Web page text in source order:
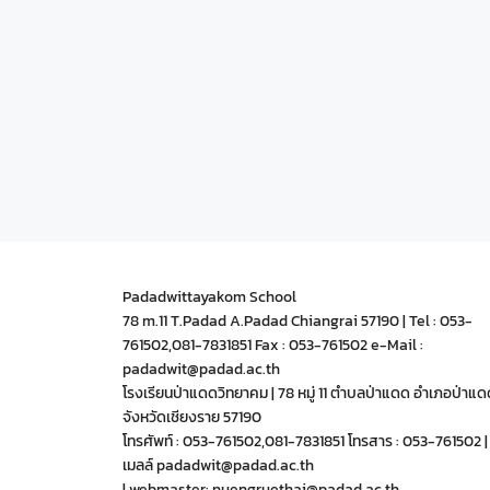
Padadwittayakom School
78 m.11 T.Padad A.Padad Chiangrai 57190 | Tel : 053-
761502,081-7831851 Fax : 053-761502 e-Mail :
padadwit@padad.ac.th
โรงเรียนป่าแดดวิทยาคม | 78 หมู่ 11 ตำบลป่าแดด อำเภอป่าแ
จังหวัดเชียงราย 57190
โทรศัพท์ : 053-761502,081-7831851 โทรสาร : 053-761502
เมลล์ padadwit@padad.ac.th